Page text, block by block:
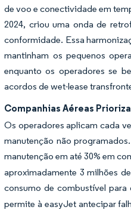
de voo e conectividade em
2024, criou uma onda de
conformidade. Essa
mantinham os pequenos
enquanto os operadores se
acordos de wet-lease
Companhias Aéreas
Os operadores aplicam cada
manutenção não
manutenção em até 30% em
aproximadamente 3 milhões
consumo de combustível para
permite à easyJet antecipar